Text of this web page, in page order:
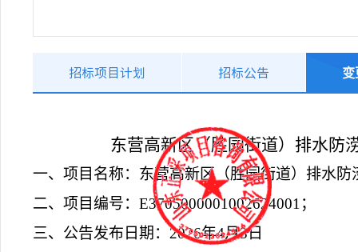
招标项目计划 招标公告
东营高新区（胜园街道）排水防
一、 项目名称： 东营高新区（胜园街道）排水
二、项目编号： E3705000001002624001；
三、公告发布日期： 2026年4月3日